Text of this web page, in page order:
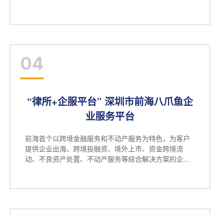
04
“律所+企服平台” 深圳市前海八爪鱼企
业服务平台
前海首个以跨境金融服务和不动产服务为特色，为客户
提供企业出海、跨境投融资、境外上市、资金跨境流
动、不良资产处置、不动产服务等综合解决方案的企业